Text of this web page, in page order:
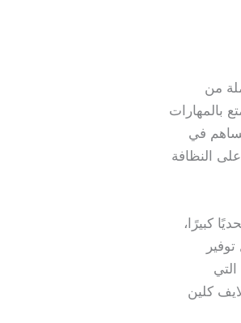
من
بالمهارات
في
النظافة
كبيرًا،
كلين